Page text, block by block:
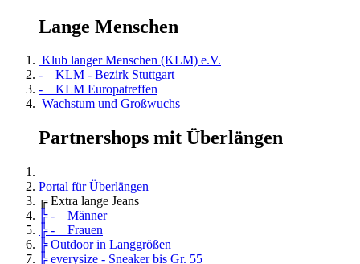
Lange Menschen
Klub langer Menschen (KLM) e.V.
- KLM - Bezirk Stuttgart
- KLM Europatreffen
Wachstum und Großwuchs
Partnershops mit Überlängen
Portal für Überlängen
╔ Extra lange Jeans
╠ - Männer
╠ - Frauen
╠ Outdoor in Langgrößen
╠ everysize - Sneaker bis Gr. 55